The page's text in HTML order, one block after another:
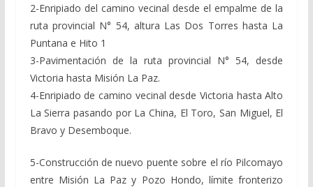
2-Enripiado del camino vecinal desde el empalme de la
ruta provincial N° 54, altura Las Dos Torres hasta La
Puntana e Hito 1
3-Pavimentación de la ruta provincial N° 54, desde
Victoria hasta Misión La Paz.
4-Enripiado de camino vecinal desde Victoria hasta Alto
La Sierra pasando por La China, El Toro, San Miguel, El
Bravo y Desemboque.
5-Construcción de nuevo puente sobre el río Pilcomayo
entre Misión La Paz y Pozo Hondo, límite fronterizo